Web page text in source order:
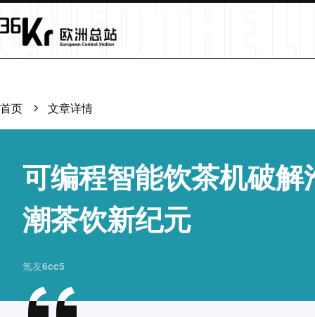
首页 文章详情
可编程智能饮茶机破解
潮茶饮新纪元
氪友6cc5